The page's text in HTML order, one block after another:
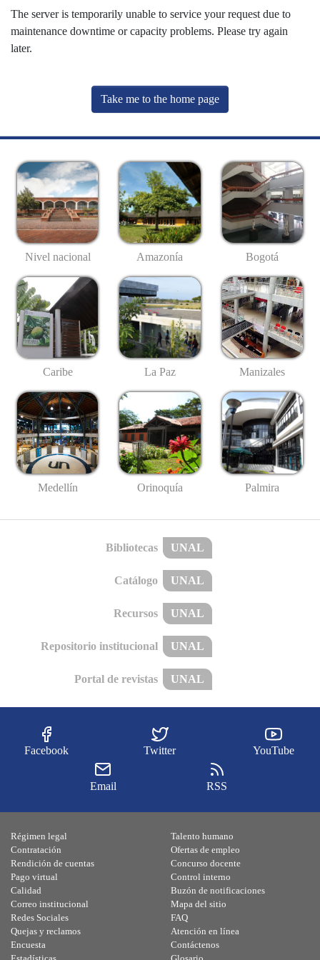
The server is temporarily unable to service your request due to
maintenance downtime or capacity problems. Please try again
later.
Take me to the home page
Nivel nacional Amazonía Bogotá
Caribe La Paz Manizales
Medellín Orinoquía Palmira
Bibliotecas UNAL
Catálogo UNAL
Recursos UNAL
Repositorio institucional UNAL
Portal de revistas UNAL
Facebook Twitter YouTube
Email RSS
Régimen legal
Contratación
Rendición de cuentas
Pago virtual
Calidad
Talento humano
Ofertas de empleo
Concurso docente
Control interno
Buzón de notificaciones
Correo institucional
Redes Sociales
Quejas y reclamos
Encuesta
Mapa del sitio
FAQ
Atención en línea
Contáctenos